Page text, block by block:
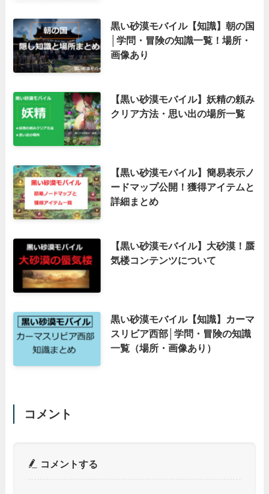
黒い砂漠モバイル【知識】朝の国
│学問・冒険の知識一覧！場所・
画像あり
【黒い砂漠モバイル】妖精の頼み
クリア方法・思い出の場所一覧
【黒い砂漠モバイル】簡易表示ノ
ードマップ公開！獲得アイテムと
詳細まとめ
【黒い砂漠モバイル】大砂漠！蜃
気楼コンテンツについて
黒い砂漠モバイル【知識】カーマ
スリビア西部│学問・冒険の知識
一覧（場所・画像あり）
コメント
コメントする